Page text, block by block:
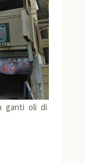
ganti oli di